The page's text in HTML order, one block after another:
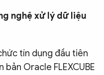
Ảnh
nghệ xử lý dữ liệu
tín dụng đầu tiên
Oracle FLEXCUBE